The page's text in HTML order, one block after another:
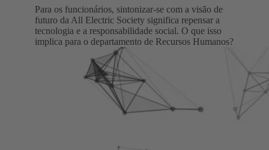
Para os funcionários, sintonizar-se com a visão de
futuro da All Electric Society significa repensar a
tecnologia e a responsabilidade social. O que isso
implica para o departamento de Recursos Humanos?